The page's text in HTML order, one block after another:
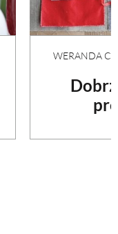
WERANDA